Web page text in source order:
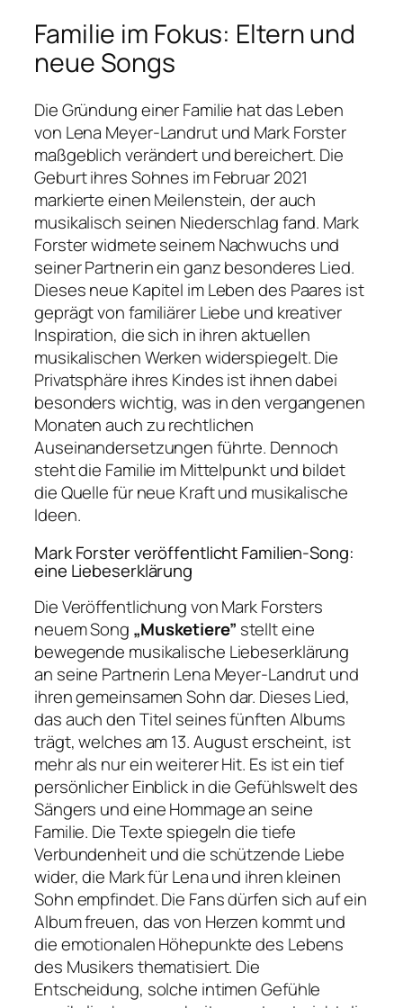
Familie im Fokus: Eltern und
neue Songs
Die Gründung einer Familie hat das Leben
von Lena Meyer-Landrut und Mark Forster
maßgeblich verändert und bereichert. Die
Geburt ihres Sohnes im Februar 2021
markierte einen Meilenstein, der auch
musikalisch seinen Niederschlag fand. Mark
Forster widmete seinem Nachwuchs und
seiner Partnerin ein ganz besonderes Lied.
Dieses neue Kapitel im Leben des Paares ist
geprägt von familiärer Liebe und kreativer
Inspiration, die sich in ihren aktuellen
musikalischen Werken widerspiegelt. Die
Privatsphäre ihres Kindes ist ihnen dabei
besonders wichtig, was in den vergangenen
Monaten auch zu rechtlichen
Auseinandersetzungen führte. Dennoch
steht die Familie im Mittelpunkt und bildet
die Quelle für neue Kraft und musikalische
Ideen.
Mark Forster veröffentlicht Familien-Song:
eine Liebeserklärung
Die Veröffentlichung von Mark Forsters
neuem Song „Musketiere” stellt eine
bewegende musikalische Liebeserklärung
an seine Partnerin Lena Meyer-Landrut und
ihren gemeinsamen Sohn dar. Dieses Lied,
das auch den Titel seines fünften Albums
trägt, welches am 13. August erscheint, ist
mehr als nur ein weiterer Hit. Es ist ein tief
persönlicher Einblick in die Gefühlswelt des
Sängers und eine Hommage an seine
Familie. Die Texte spiegeln die tiefe
Verbundenheit und die schützende Liebe
wider, die Mark für Lena und ihren kleinen
Sohn empfindet. Die Fans dürfen sich auf ein
Album freuen, das von Herzen kommt und
die emotionalen Höhepunkte des Lebens
des Musikers thematisiert. Die
Entscheidung, solche intimen Gefühle